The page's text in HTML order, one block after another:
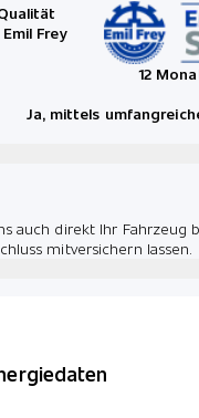
Frey
12
Ja, mittels
auch direkt Ihr Fahrzeug
mitversichern lassen.